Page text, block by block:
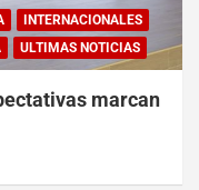
INTERNACIONALES
ULTIMAS NOTICIAS
marcan